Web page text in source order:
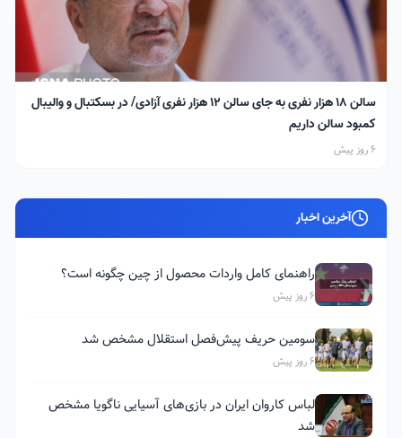
سالن ۱۸ هزار نفری به جای سالن ۱۲ هزار نفری آزادی/ در بسکتبال و والیبال
کمبود سالن داریم
6 روز پیش
آخرین اخبار
راهنمای کامل واردات محصول از چین چگونه است؟
6 روز پیش
سومین حریف پیش‌فصل استقلال مشخص شد
6 روز پیش
لباس کاروان ایران در بازی‌های آسیایی ناگویا مشخص
شد